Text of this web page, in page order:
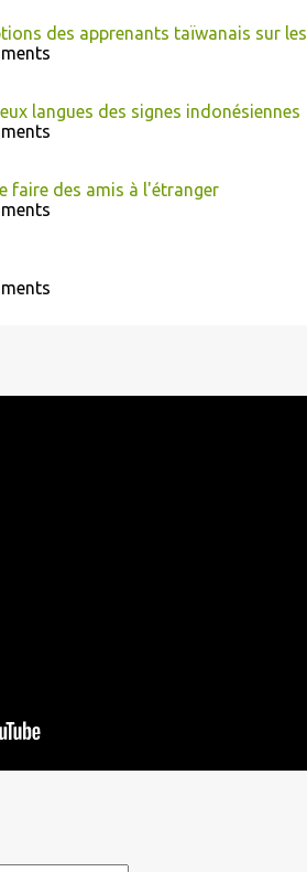
des apprenants taïwanais sur
langues des signes indonésiennes
faire des amis à l'étranger